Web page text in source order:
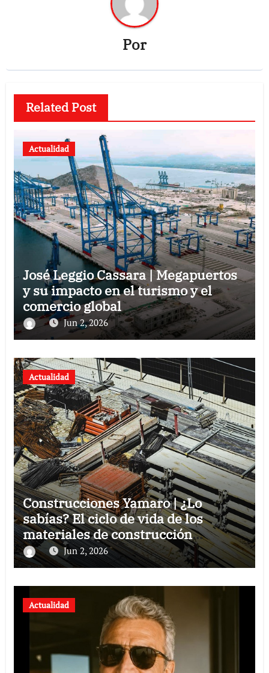
Por
Related Post
Actualidad
José Leggio Cassara | Megapuertos
y su impacto en el turismo y el
comercio global
Jun 2, 2026
Actualidad
Construcciones Yamaro | ¿Lo
sabías? El ciclo de vida de los
materiales de construcción
revoluciona eficiencia en proyectos
modernos
Jun 2, 2026
Actualidad